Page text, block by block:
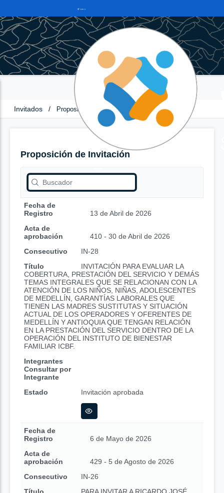
Invitados / Proposición de Invitación
Proposición de Invitación
Fecha de
Registro
13 de Abril de 2026
Acta de
aprobación
410 - 30 de Abril de 2026
Consecutivo
IN-28
Título
INVITACIÓN PARA EVALUAR LA
COBERTURA, PRESTACIÓN DEL SERVICIO Y DEMÁS
TEMAS INTEGRALES QUE SE RELACIONAN CON LA
ATENCIÓN DE LOS NIÑOS, NIÑAS, ADOLESCENTES
DE MEDELLÍN, GARANTÍAS LABORALES QUE
TIENEN LAS MADRES SUSTITUTAS Y SITUACIÓN
ACTUAL DE LOS OPERADORES Y OFERENTES DE
MEDELLÍN Y ANTIOQUIA QUE TENGAN RELACIÓN
EN LA PRESTACIÓN DEL SERVICIO DENTRO DE LA
OPERACIÓN DEL INSTITUTO DE BIENESTAR
FAMILIAR ICBF.
Integrantes
Consultar por
Integrante
Estado
Invitación aprobada
Fecha de
Registro
6 de Mayo de 2026
Acta de
aprobación
429 - 5 de Agosto de 2026
Consecutivo
IN-26